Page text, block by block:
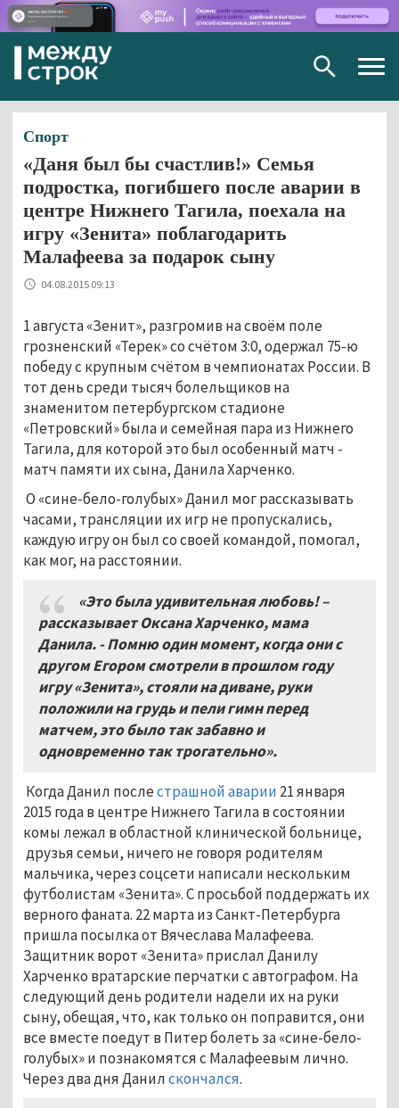
Спорт
«Даня был бы счастлив!» Семья
подростка, погибшего после аварии в
центре Нижнего Тагила, поехала на
игру «Зенита» поблагодарить
Малафеева за подарок сыну
04.08.2015 09:13
1 августа «Зенит», разгромив на своём поле
грозненский «Терек» со счётом 3:0, одержал 75-ю
победу с крупным счётом в чемпионатах России. В
тот день среди тысяч болельщиков на
знаменитом петербургском стадионе
«Петровский» была и семейная пара из Нижнего
Тагила, для которой это был особенный матч -
матч памяти их сына, Данила Харченко.
О «сине-бело-голубых» Данил мог рассказывать
часами, трансляции их игр не пропускались,
каждую игру он был со своей командой, помогал,
как мог, на расстоянии.
«Это была удивительная любовь! –
рассказывает Оксана Харченко, мама
Данила. - Помню один момент, когда они с
другом Егором смотрели в прошлом году
игру «Зенита», стояли на диване, руки
положили на грудь и пели гимн перед
матчем, это было так забавно и
одновременно так трогательно».
Когда Данил послестрашной аварии 21 января
2015 года в центре Нижнего Тагила в состоянии
комы лежал в областной клинической больнице,
друзья семьи, ничего не говоря родителям
мальчика, через соцсети написали нескольким
футболистам «Зенита». С просьбой поддержать их
верного фаната. 22 марта из Санкт-Петербурга
пришла посылка от Вячеслава Малафеева.
Защитник ворот «Зенита» прислал Данилу
Харченко вратарские перчатки с автографом. На
следующий день родители надели их на руки
сыну, обещая, что, как только он поправится, они
все вместе поедут в Питер болеть за «сине-бело-
голубых» и познакомятся с Малафеевым лично.
Через два дня Данилскончался.